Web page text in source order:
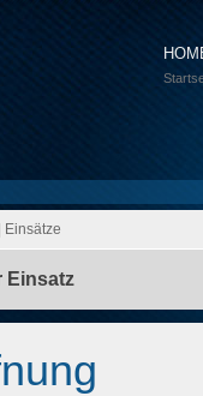
Einsätze
Einsatz